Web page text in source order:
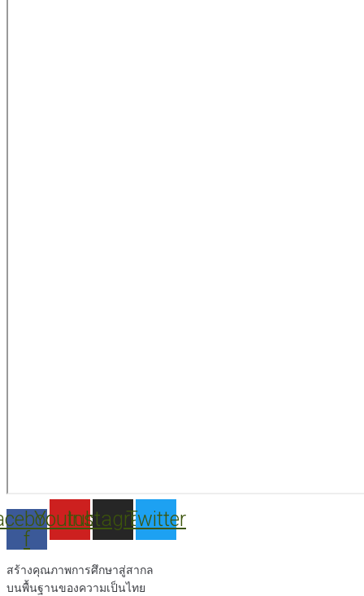
f
Youtube
Instagram
Twitter
สร้างคุณภาพการศึกษาสู่สากล
บนพื้นฐานของความเป็นไทย